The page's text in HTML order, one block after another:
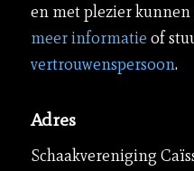
en met plezier kunnen
meer informatie of
vertrouwenspersoon.
Adres
Schaakvereniging